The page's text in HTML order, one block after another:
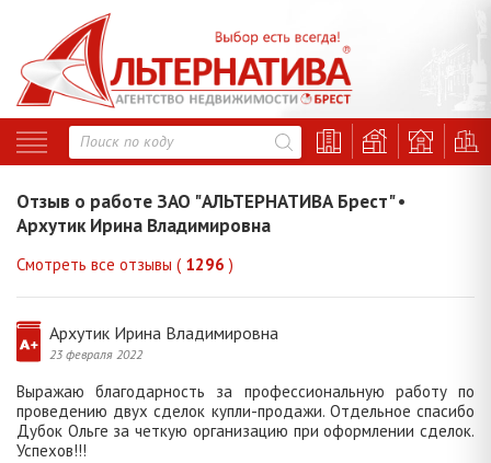
Отзыв о работе ЗАО "АЛЬТЕРНАТИВА Брест" •
Архутик Ирина Владимировна
Смотреть все отзывы ( 1296 )
Архутик Ирина Владимировна
23 февраля 2022
Выражаю благодарность за профессиональную работу по
проведению двух сделок купли-продажи. Отдельное спасибо
Дубок Ольге за четкую организацию при оформлении сделок.
Успехов!!!